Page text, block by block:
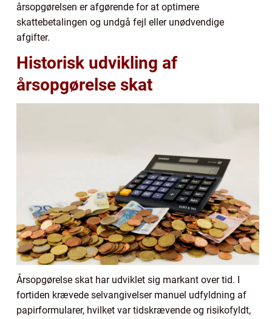
årsopgørelsen er afgørende for at optimere
skattebetalingen og undgå fejl eller unødvendige
afgifter.
Historisk udvikling af
årsopgørelse skat
Årsopgørelse skat har udviklet sig markant over tid. I
fortiden krævede selvangivelser manuel udfyldning af
papirformularer, hvilket var tidskrævende og risikofyldt,